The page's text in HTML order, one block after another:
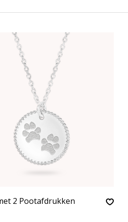
2 Pootafdrukken